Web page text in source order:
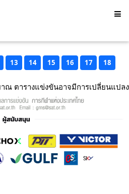
13 14 15 16 17 18
าณ ตารางแข่งขันอาจมีการเปลี่ยนแปลง